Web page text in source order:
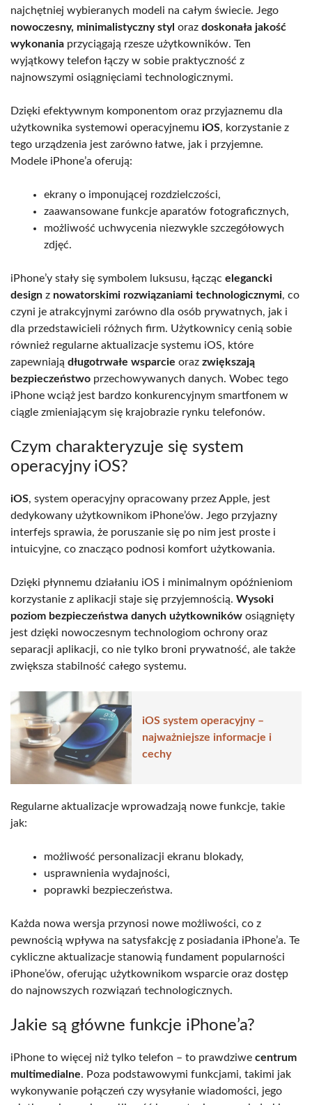
najchętniej wybieranych modeli na całym świecie. Jego
nowoczesny, minimalistyczny styl oraz doskonała jakość
wykonania przyciągają rzesze użytkowników. Ten
wyjątkowy telefon łączy w sobie praktyczność z
najnowszymi osiągnięciami technologicznymi.
Dzięki efektywnym komponentom oraz przyjaznemu dla
użytkownika systemowi operacyjnemu iOS, korzystanie z
tego urządzenia jest zarówno łatwe, jak i przyjemne.
Modele iPhone’a oferują:
ekrany o imponującej rozdzielczości,
zaawansowane funkcje aparatów fotograficznych,
możliwość uchwycenia niezwykle szczegółowych
zdjęć.
iPhone’y stały się symbolem luksusu, łącząc elegancki
design z nowatorskimi rozwiązaniami technologicznymi, co
czyni je atrakcyjnymi zarówno dla osób prywatnych, jak i
dla przedstawicieli różnych firm. Użytkownicy cenią sobie
również regularne aktualizacje systemu iOS, które
zapewniają długotrwałe wsparcie oraz zwiększają
bezpieczeństwo przechowywanych danych. Wobec tego
iPhone wciąż jest bardzo konkurencyjnym smartfonem w
ciągle zmieniającym się krajobrazie rynku telefonów.
Czym charakteryzuje się system
operacyjny iOS?
iOS, system operacyjny opracowany przez Apple, jest
dedykowany użytkownikom iPhone’ów. Jego przyjazny
interfejs sprawia, że poruszanie się po nim jest proste i
intuicyjne, co znacząco podnosi komfort użytkowania.
Dzięki płynnemu działaniu iOS i minimalnym opóźnieniom
korzystanie z aplikacji staje się przyjemnością. Wysoki
poziom bezpieczeństwa danych użytkowników osiągnięty
jest dzięki nowoczesnym technologiom ochrony oraz
separacji aplikacji, co nie tylko broni prywatność, ale także
zwiększa stabilność całego systemu.
iOS system operacyjny –
najważniejsze informacje i
cechy
Regularne aktualizacje wprowadzają nowe funkcje, takie
jak:
możliwość personalizacji ekranu blokady,
usprawnienia wydajności,
poprawki bezpieczeństwa.
Każda nowa wersja przynosi nowe możliwości, co z
pewnością wpływa na satysfakcję z posiadania iPhone’a. Te
cykliczne aktualizacje stanowią fundament popularności
iPhone’ów, oferując użytkownikom wsparcie oraz dostęp
do najnowszych rozwiązań technologicznych.
Jakie są główne funkcje iPhone’a?
iPhone to więcej niż tylko telefon – to prawdziwe centrum
multimedialne. Poza podstawowymi funkcjami, takimi jak
wykonywanie połączeń czy wysyłanie wiadomości, jego